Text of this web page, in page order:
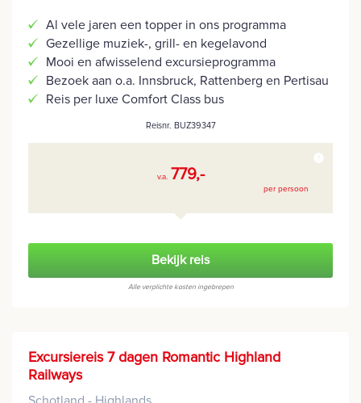
Al vele jaren een topper in ons programma
Gezellige muziek-, grill- en kegelavond
Mooi en afwisselend excursieprogramma
Bezoek aan o.a. Innsbruck, Rattenberg en Pertisau
Reis per luxe Comfort Class bus
Reisnr. BUZ39347
v.a. 779,-
per persoon
Bekijk reis
Alle verplichte kosten ingebrepen
Excursiereis 7 dagen Romantic Highland
Railways